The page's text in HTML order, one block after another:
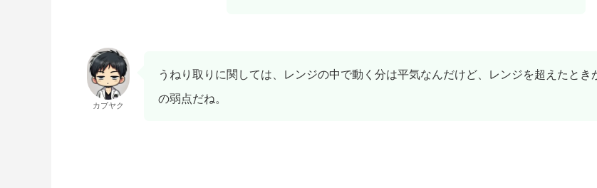
カブヤク
うねり取りに関しては、レンジの中で動く分は平気なんだけど、レンジを超えたとき
の弱点だね。